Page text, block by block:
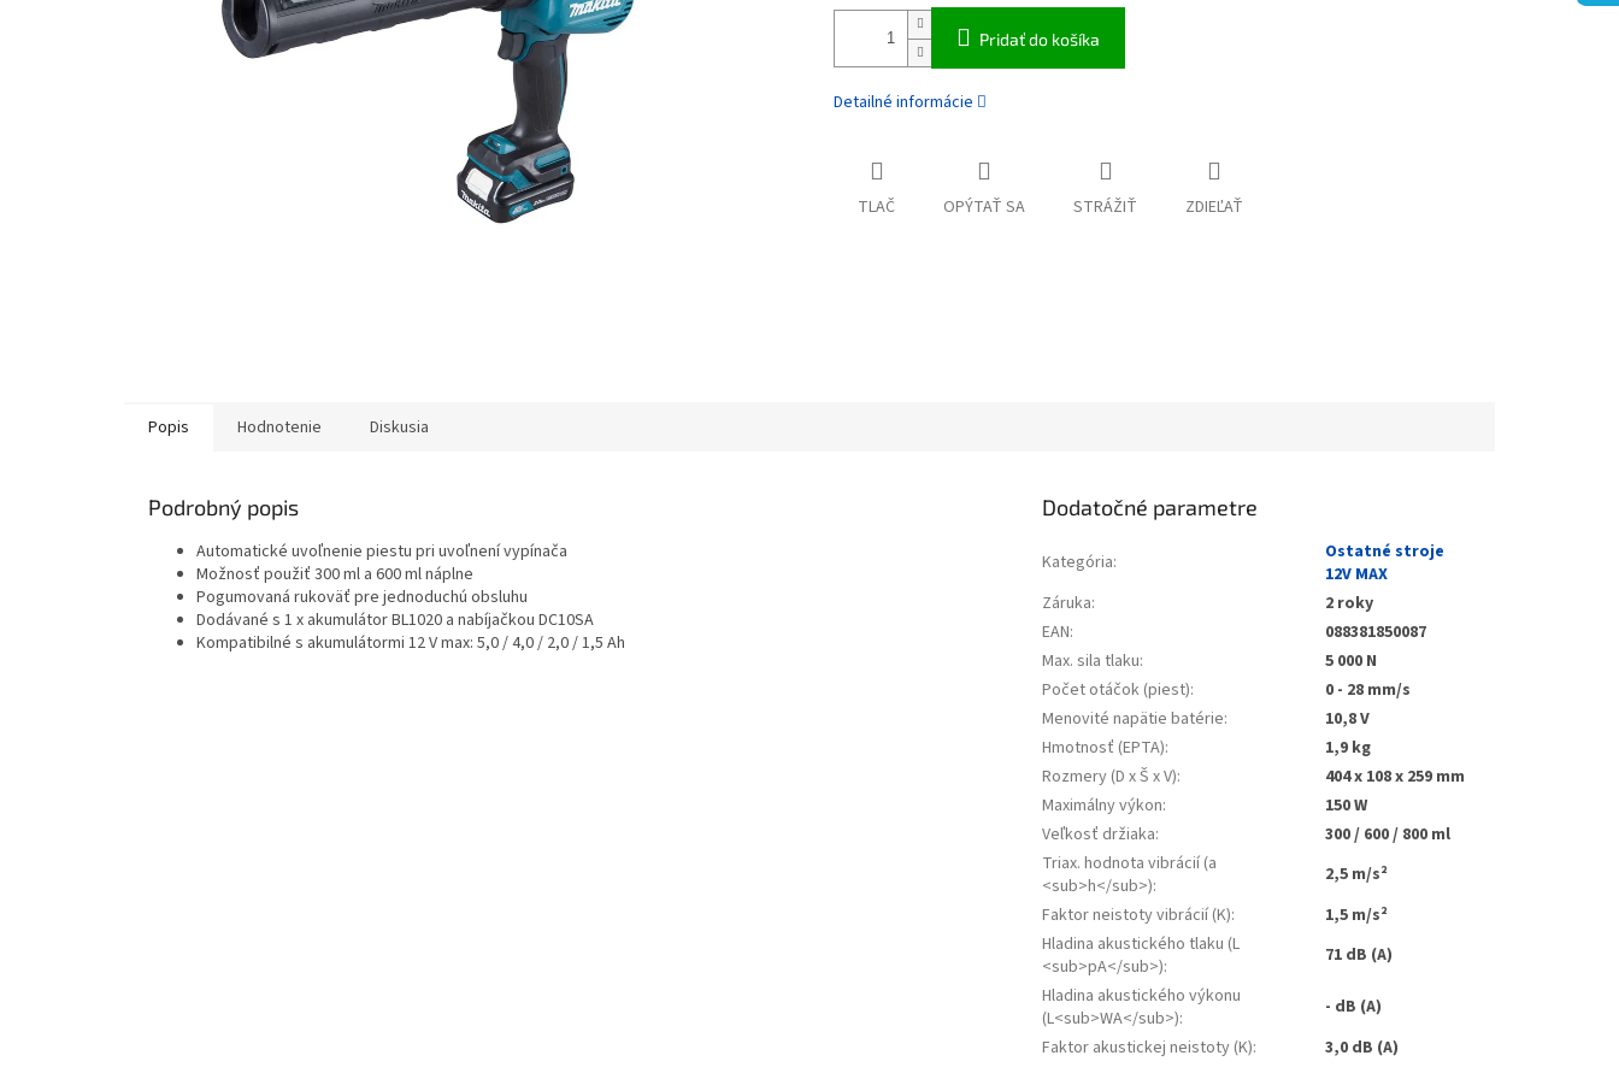
Pridať do košíka
Detailné informácie
TLAČ OPÝTAŤ SA STRÁŽIŤ ZDIEĽAŤ
Popis Hodnotenie Diskusia
Podrobný popis
Automatické uvoľnenie piestu pri uvoľnení vypínača
Možnosť použiť 300 ml a 600 ml náplne
Pogumovaná rukoväť pre jednoduchú obsluhu
Dodávané s 1 x akumulátor BL1020 a nabíjačkou DC10SA
Kompatibilné s akumulátormi 12 V max: 5,0 / 4,0 / 2,0 / 1,5 Ah
Dodatočné parametre
Kategória:
Ostatné stroje
12V MAX
Záruka:
2 roky
EAN:
088381850087
Max. sila tlaku:
5 000 N
Počet otáčok (piest):
0 - 28 mm/s
Menovité napätie batérie:
10,8 V
Hmotnosť (EPTA):
1,9 kg
Rozmery (D x Š x V):
404 x 108 x 259 mm
Maximálny výkon:
150 W
Veľkosť držiaka:
300 / 600 / 800 ml
Triax. hodnota vibrácií (a
<sub>h</sub>):
2,5 m/s²
Faktor neistoty vibrácií (K):
1,5 m/s²
Hladina akustického tlaku (L
<sub>pA</sub>):
71 dB (A)
Hladina akustického výkonu
(L<sub>WA</sub>):
- dB (A)
Faktor akustickej neistoty (K): 3,0 dB (A)